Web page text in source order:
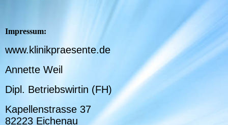
Impressum:
www.klinikpraesente.de
Annette Weil
Dipl. Betriebswirtin (FH)
Kapellenstrasse 37
82223 Eichenau